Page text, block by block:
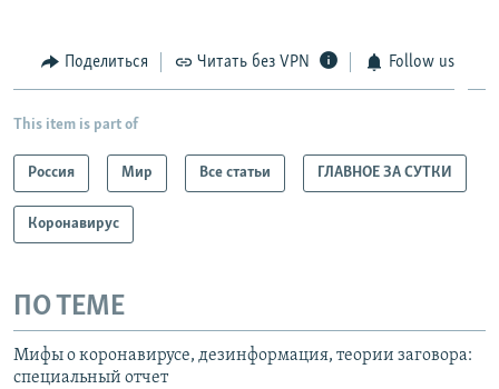
Поделиться Читать без VPN Follow us
This item is part of
Россия Мир Все статьи ГЛАВНОЕ ЗА СУТКИ
Коронавирус
ПО ТЕМЕ
Мифы о коронавирусе, дезинформация, теории заговора:
специальный отчет